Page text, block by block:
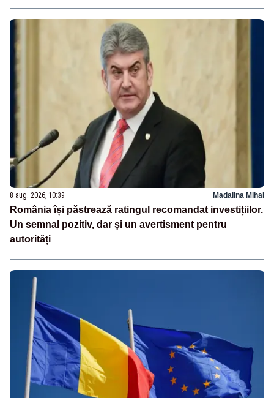
8 aug. 2026, 10:39 Madalina Mihai
România își păstrează ratingul recomandat investițiilor.
Un semnal pozitiv, dar și un avertisment pentru
autorități